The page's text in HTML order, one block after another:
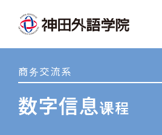
商务交流系
数字信息课程